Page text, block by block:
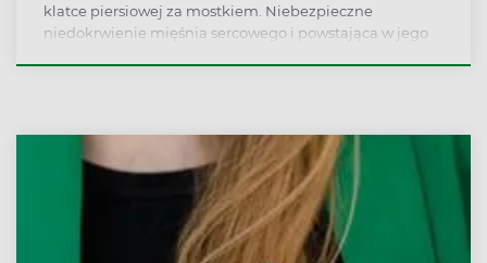
klatce piersiowej za mostkiem. Niebezpieczne
niedokrwienie mięśnia sercowego i powstająca w jego